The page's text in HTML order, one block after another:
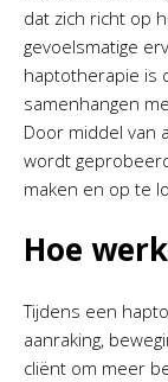
dat zich richt op
gevoelsmatige
haptotherapie is
samenhangen
Door middel van
wordt
maken en op te
Hoe
Tijdens een
aanraking,
cliënt om meer